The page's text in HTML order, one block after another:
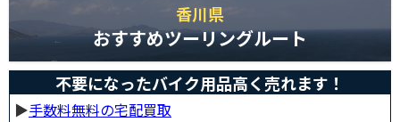
香川県
おすすめツーリングルート
不要になったバイク用品高く売れます！
▶︎手数料無料の宅配買取